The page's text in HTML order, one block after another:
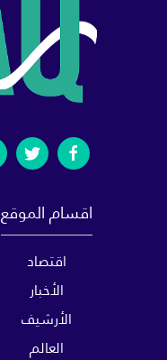
اقسام الموقع
اقتصاد
الأخبار
الأرشيف
العالم